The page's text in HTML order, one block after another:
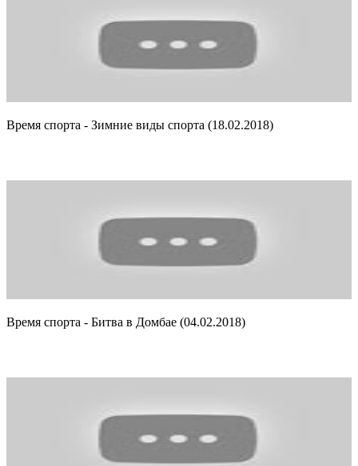
Время спорта - Зимние виды спорта (18.02.2018)
Время спорта - Битва в Домбае (04.02.2018)